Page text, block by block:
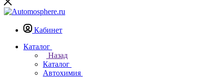
Кабинет
Каталог
Назад
Каталог
Автохимия